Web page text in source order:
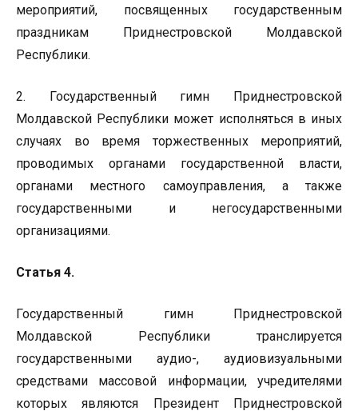
мероприятий, посвященных государственным
праздникам Приднестровской Молдавской
Республики.
2. Государственный гимн Приднестровской
Молдавской Республики может исполняться в иных
случаях во время торжественных мероприятий,
проводимых органами государственной власти,
органами местного самоуправления, а также
государственными и негосударственными
организациями.
Статья 4.
Государственный гимн Приднестровской
Молдавской Республики транслируется
государственными аудио-, аудиовизуальными
средствами массовой информации, учредителями
которых являются Президент Приднестровской